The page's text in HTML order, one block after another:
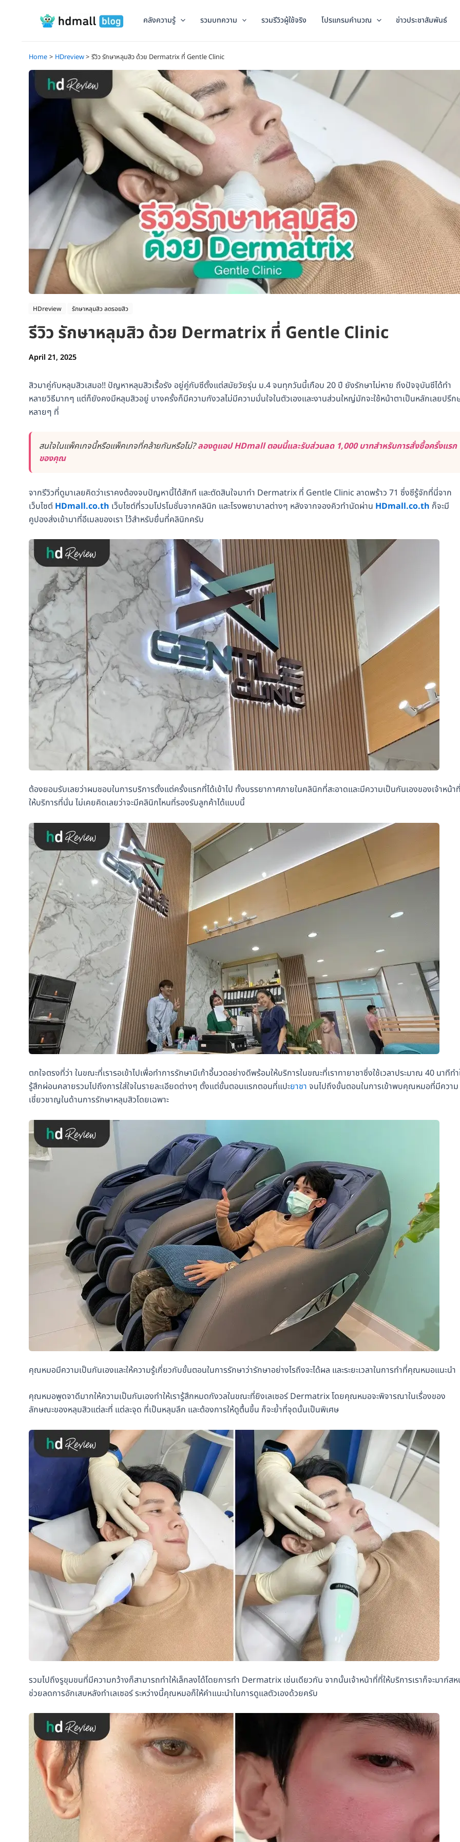
คลังความรู้ รวมบทความ รวมรีวิวผู้ใช้จริง โปรแกรมคำนวณ ข่าวประชาสัมพันธ์
Home HDreview รีวิว รักษาหลุมสิว ด้วย Dermatrix ที่ Gentle Clinic
HDreview รักษาหลุมสิว ลดรอยสิว
รีวิว รักษาหลุมสิว ด้วย Dermatrix ที่ Gentle Clinic
April 21, 2025
สิวมาคู่กับหลุมสิวเสมอ!! ปัญหาหลุมสิวเรื้อรัง อยู่คู่กับซีตั้งแต่สมัยวัยรุ่น ม.4 จนทุกวันนี้เกือบ 20 ปี ยังรักษาไม่หาย ถึงปัจจุบันซีได้ทำ
หลายวิธีมากๆ แต่ก็ยังคงมีหลุมสิวอยู่ บางครั้งก็มีความกังวลไม่มีความมั่นใจในตัวเองและงานส่วนใหญ่มักจะใช้หน้าตาเป็นหลักเลยปรึก
หลายๆ ที่
สนใจในแพ็คเกจนี้หรือแพ็คเกจที่คล้ายกันหรือไม่?ลองดูแอป HDmall ตอนนี้และรับส่วนลด 1,000 บาทสำหรับการสั่งซื้อครั้งแรก
ของคุณ
จากรีวิวที่ดูมาเลยคิดว่าเราคงต้องจบปัญหานี้ได้สักที และตัดสินใจมาทำ Dermatrix ที่ Gentle Clinic ลาดพร้าว 71 ซึ่งซีรู้จักที่นี่จาก
เว็บไซต์ HDmall.co.th เว็บไซต์ที่รวมโปรโมชั่นจากคลินิก และโรงพยาบาลต่างๆ หลังจากจองคิวทำนัดผ่าน HDmall.co.th ก็จะมี
คูปองส่งเข้ามาที่อีเมลของเรา ไว้สำหรับยื่นที่คลินิกครับ
ต้องยอมรับเลยว่าผมชอบในการบริการตั้งแต่ครั้งแรกที่ได้เข้าไป ทั้งบรรยากาศภายในคลินิกที่สะอาดและมีความเป็นกันเองของเจ้าหน้า
ให้บริการที่นั่น ไม่เคยคิดเลยว่าจะมีคลินิกไหนที่รองรับลูกค้าได้แบบนี้
ตกใจตรงที่ว่า ในขณะที่เรารอเข้าไปเพื่อทำการรักษามีเก้าอี้นวดอย่างดีพร้อมให้บริการในขณะที่เราทายาชาซึ่งใช้เวลาประมาณ 40 นาทีทำ
รู้สึกผ่อนคลายรวมไปถึงการใส่ใจในรายละเอียดต่างๆ ตั้งแต่ขั้นตอนแรกตอนที่แปะยาชา จนไปถึงขั้นตอนในการเข้าพบคุณหมอที่มีความ
เชี่ยวชาญในด้านการรักษาหลุมสิวโดยเฉพาะ
คุณหมอมีความเป็นกันเองและให้ความรู้เกี่ยวกับขั้นตอนในการรักษาว่ารักษาอย่างไรถึงจะได้ผล และระยะเวลาในการทำที่คุณหมอแนะนำ
คุณหมอพูดจาดีมากให้ความเป็นกันเองทำให้เรารู้สึกหมดกังวลในขณะที่ยิงเลเซอร์ Dermatrix โดยคุณหมอจะพิจารณาในเรื่องของ
ลักษณะของหลุมสิวแต่ละที่ แต่ละจุด ที่เป็นหลุมลึก และต้องการให้ดูตื้นขึ้น ก็จะย้ำที่จุดนั้นเป็นพิเศษ
รวมไปถึงรูขุมขนที่มีความกว้างก็สามารถทำให้เล็กลงได้โดยการทำ Dermatrix เช่นเดียวกัน จากนั้นเจ้าหน้าที่ที่ให้บริการเราก็จะมาก์ส
ช่วยลดการอักเสบหลังทำเลเซอร์ ระหว่างนี้คุณหมอก็ให้คำแนะนำในการดูแลตัวเองด้วยครับ